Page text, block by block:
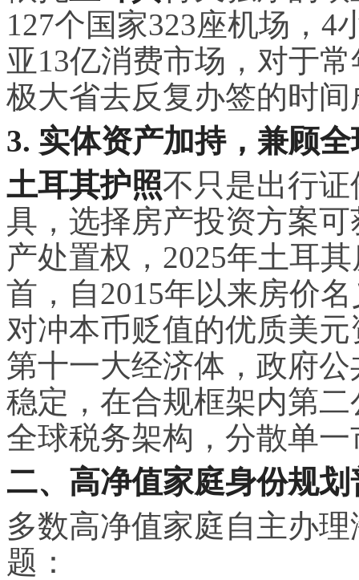
127个国家323座机场，4
亚13亿消费市场，对于
极大省去反复办签的时间
3. 实体资产加持，兼顾
土耳其护照不只是出行
具，选择房产投资方案
产处置权，2025年土耳
首，自2015年以来房价
对冲本币贬值的优质美
第十一大经济体，政府
稳定，在合规框架内第
全球税务架构，分散单
二、高净值家庭身份规
多数高净值家庭自主办
题：